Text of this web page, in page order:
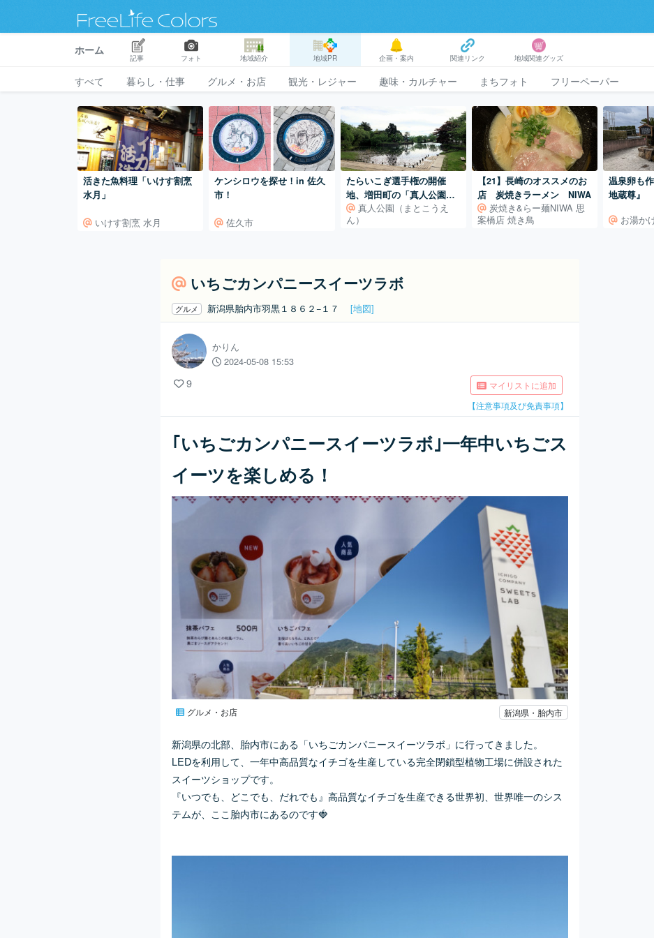
ホーム
記事 フォト 地域紹介 地域PR 企画・案内 関連リンク 地域関連グッズ
すべて 暮らし・仕事 グルメ・お店 観光・レジャー 趣味・カルチャー まちフォト フリーペーパー
活きた魚料理「いけす割烹
水月」
いけす割烹 水月
ケンシロウを探せ！in 佐久
市！
佐久市
たらいこぎ選手権の開催
地、増田町の「真人公園」
は心休まるのんびりスポッ
ト
真人公園（まとこうえ
ん）
【21】長崎のオススメのお
店 炭焼きラーメン NIWA
炭焼き&らー麺NIWA 思
案橋店 焼き鳥
温泉卵も
地蔵尊』
お湯か
いちごカンパニースイーツラボ
グルメ 新潟県胎内市羽黒１８６２−１７ [地図]
かりん
2024-05-08 15:53
9
マイリストに追加
【注意事項及び免責事項】
｢いちごカンパニースイーツラボ｣一年中いちごス
イーツを楽しめる！
グルメ・お店 新潟県・胎内市
新潟県の北部、胎内市にある「いちごカンパニースイーツラボ」に行ってきました。
LEDを利用して、一年中高品質なイチゴを生産している完全閉鎖型植物工場に併設された
スイーツショップです。
『いつでも、どこでも、だれでも』高品質なイチゴを生産できる世界初、世界唯一のシス
テムが、ここ胎内市にあるのです🍓